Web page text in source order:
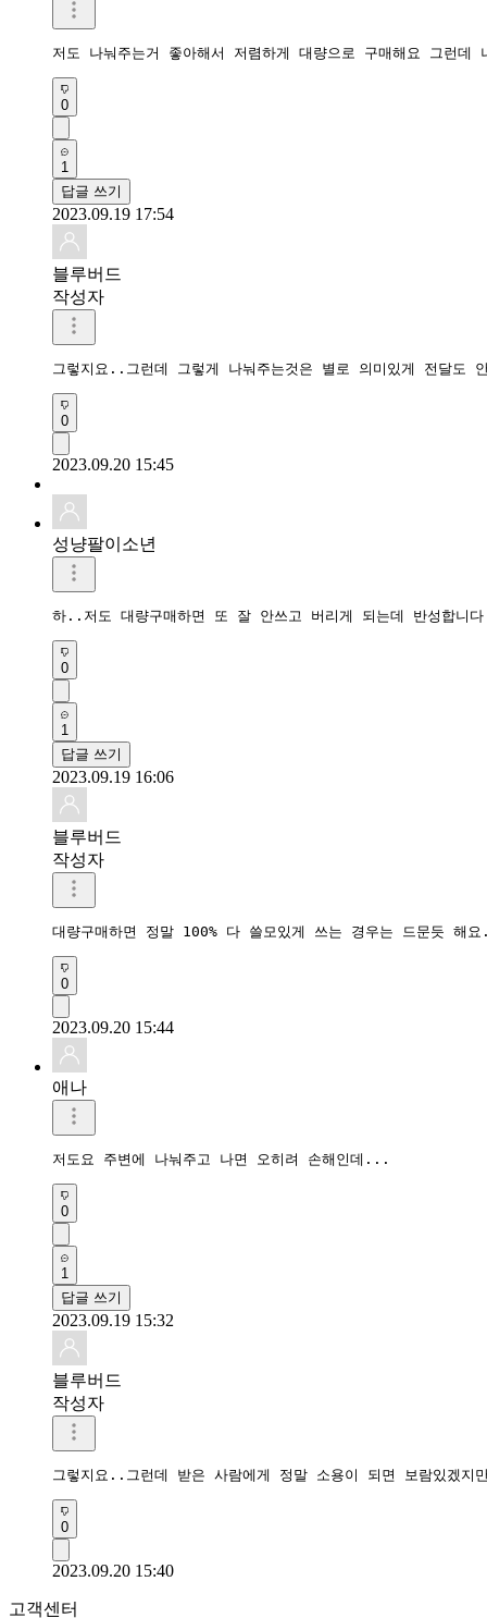
저도 나눠주는거 좋아해서 저렴하게 대량으로 구매해요 그런
0
1
답글 쓰기
2023.09.19 17:54
블루버드
작성자
그렇지요..그런데 그렇게 나눠주는것은 별로 의미있게 전달
0
2023.09.20 15:45
성냥팔이소년
하..저도 대량구매하면 또 잘 안쓰고 버리게 되는데 반성합니
0
1
답글 쓰기
2023.09.19 16:06
블루버드
작성자
대량구매하면 정말 100% 다 쓸모있게 쓰는 경우는 드문듯
0
2023.09.20 15:44
애나
저도요 주변에 나눠주고 나면 오히려 손해인데...
0
1
답글 쓰기
2023.09.19 15:32
블루버드
작성자
그렇지요..그런데 받은 사람에게 정말 소용이 되면 보람있겠
0
2023.09.20 15:40
고객센터